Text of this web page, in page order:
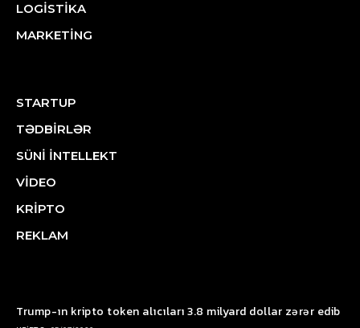
LOGİSTİKA
MARKETİNG
STARTUP
TƏDBİRLƏR
SÜNİ İNTELLEKT
VİDEO
KRİPTO
REKLAM
Trump-ın kripto token alıcıları 3.8 milyard dollar zərər edib